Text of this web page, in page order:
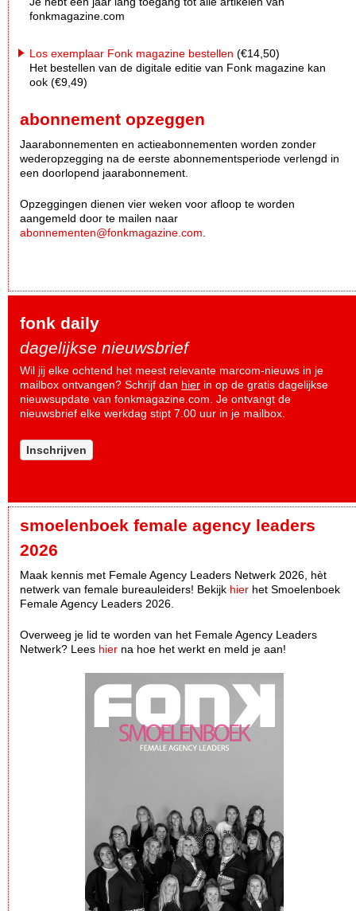
fonkmagazine.com
Los exemplaar Fonk magazine bestellen (€14,50)
Het bestellen van de digitale editie van Fonk magazine kan
ook (€9,49)
abonnement opzeggen
Jaarabonnementen en actieabonnementen worden zonder
wederopzegging na de eerste abonnementsperiode verlengd in
een doorlopend jaarabonnement.
Opzeggingen dienen vier weken voor afloop te worden
aangemeld door te mailen naar
abonnementen@fonkmagazine.com
fonk daily
dagelijkse nieuwsbrief
Wil jij elke ochtend het meest relevante marcom-nieuws in je
mailbox ontvangen? Schrijf dan hier in op de gratis dagelijkse
nieuwsupdate van fonkmagazine.com. Je ontvangt de
nieuwsbrief elke werkdag stipt 7.00 uur in je mailbox.
Inschrijven
smoelenboek female agency leaders
2026
Maak kennis met Female Agency Leaders Netwerk 2026, hèt
netwerk van female bureauleiders! Bekijk hier het Smoelenboek
Female Agency Leaders 2026.
Overweeg je lid te worden van het Female Agency Leaders
Netwerk? Lees hier na hoe het werkt en meld je aan!